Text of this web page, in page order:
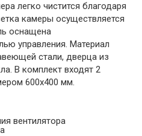
легко чистится благодаря
камеры осуществляется
оснащена
управления. Материал
стали, дверца из
В комплект входят 2
600х400 мм.
вентилятора